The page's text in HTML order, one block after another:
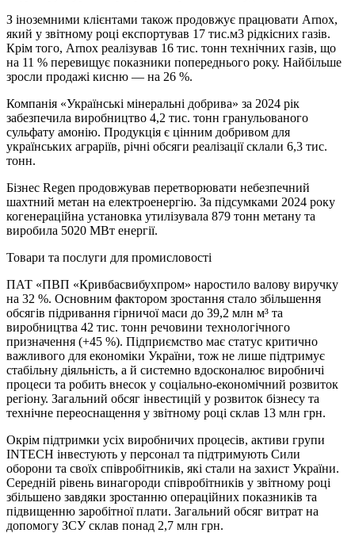
З іноземними клієнтами також продовжує працювати Arnox,
який у звітному році експортував 17 тис.м3 рідкісних газів.
Крім того, Arnox реалізував 16 тис. тонн технічних газів, що
на 11 % перевищує показники попереднього року. Найбільше
зросли продажі кисню — на 26 %.
Компанія «Українські мінеральні добрива» за 2024 рік
забезпечила виробництво 4,2 тис. тонн гранульованого
сульфату амонію. Продукція є цінним добривом для
українських аграріїв, річні обсяги реалізації склали 6,3 тис.
тонн.
Бізнес Regen продовжував перетворювати небезпечний
шахтний метан на електроенергію. За підсумками 2024 року
когенераційна установка утилізувала 879 тонн метану та
виробила 5020 МВт енергії.
Товари та послуги для промисловості
ПАТ «ПВП «Кривбасвибухпром» наростило валову виручку
на 32 %. Основним фактором зростання стало збільшення
обсягів підривання гірничої маси до 39,2 млн м³ та
виробництва 42 тис. тонн речовини технологічного
призначення (+45 %). Підприємство має статус критично
важливого для економіки України, тож не лише підтримує
стабільну діяльність, а й системно вдосконалює виробничі
процеси та робить внесок у соціально-економічний розвиток
регіону. Загальний обсяг інвестицій у розвиток бізнесу та
технічне переоснащення у звітному році склав 13 млн грн.
Окрім підтримки усіх виробничих процесів, активи групи
INTECH інвестують у персонал та підтримують Сили
оборони та своїх співробітників, які стали на захист України.
Середній рівень винагороди співробітників у звітному році
збільшено завдяки зростанню операційних показників та
підвищенню заробітної плати. Загальний обсяг витрат на
допомогу ЗСУ склав понад 2,7 млн грн.